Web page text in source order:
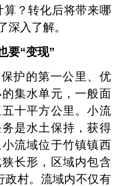
算？转化后将带来哪
深入了解。
要“变现”
护的第一公里、优
集水单元，一般面
十平方公里。小流
是水土保持，获得
流域位于竹镇镇西
长形，区域内包含
政村。流域内不仅有